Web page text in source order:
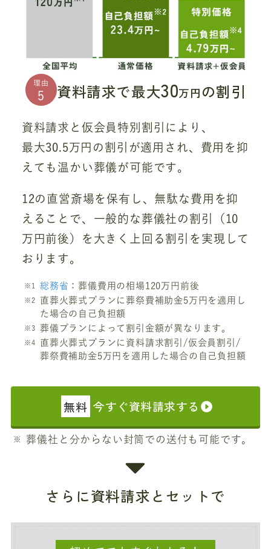
理由
5 資料請求で最大30万円 の割引
資料請求と仮会員特別割引により、
最大30.5万円の割引が適用され、費用を抑
えても温かい葬儀が可能です。
12の直営斎場を保有し、無駄な費用を抑
えることで、一般的な葬儀社の割引（10
万円前後）を大きく上回る割引を実現して
おります。
総務省 ：葬儀費用の相場120万円前後
直葬火葬式プランに葬祭費補助金5万円を適用し
た場合の自己負担額
葬儀プランによって割引金額が異なります。
直葬火葬式プランに資料請求割引/仮会員割引/
葬祭費補助金5万円を適用した場合の自己負担額
無料 今すぐ資料請求する
葬儀社と分からない封筒での送付も可能です。
さらに資料請求とセットで